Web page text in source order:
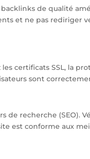
de qualité
et ne pas rediriger
certificats SSL, la
sont
de recherche (SEO).
est conforme aux